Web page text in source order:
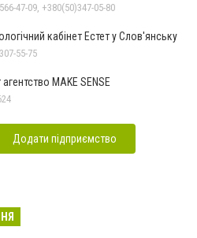
47-09, +380(50)347-05-80
кабінет Естет у Слов'янську
55-75
MAKE SENSE
Додати підприємство